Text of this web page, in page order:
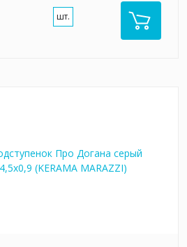
шт.